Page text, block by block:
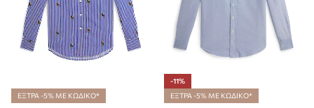
ΕΞΤΡΑ -5% ΜΕ ΚΩΔΙΚΟ*
-11%
ΕΞΤΡΑ -5% ΜΕ ΚΩΔΙΚΟ*